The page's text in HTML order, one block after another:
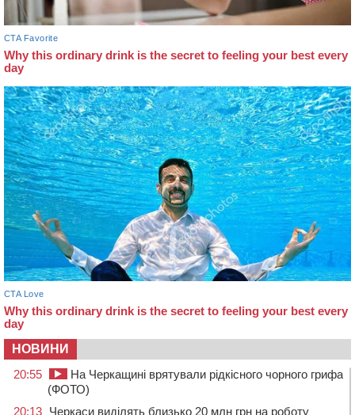
НОВИНИ
20:55
На Черкащині врятували рідкісного чорного грифа
(ФОТО)
20:13 Черкаси виділять близько 20 млн грн на роботу